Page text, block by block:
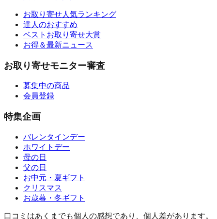
お取り寄せ人気ランキング
達人のおすすめ
ベストお取り寄せ大賞
お得＆最新ニュース
お取り寄せモニター審査
募集中の商品
会員登録
特集企画
バレンタインデー
ホワイトデー
母の日
父の日
お中元・夏ギフト
クリスマス
お歳暮・冬ギフト
口コミはあくまでも個人の感想であり、個人差があります。